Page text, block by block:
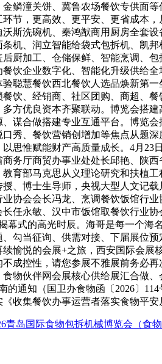
鳞潼关饼、冀鲁农场餐饮专供面
环节，更高效、更平安、更省成本
斯洗碗机、秦鸿猷商用厨房全套
机、润立智能给袋式包拆机、凯
厨加工、仓储保鲜、智能烹调、
饮企业数字化、智能化升级供给
聪慧餐饮西北餐饮人选品焕新第
饮、经销商、社区团购、商超、
多方优良资本齐聚联动。博览会搭
谋合做搭建专业互通平台。博览
口秀、餐饮营销创增加等焦点从题
思惟赋能财产高质量成长。4月23
务厅商贸办事业处处长邱艳、陕
育部马克思从义理论研究和扶植
、博士生导师，央视大型人文记
协会会长冯龙、烹调餐饮饭馆行
任永敏、汉中市饭馆取餐饮行业
幕式的高光时辰。海哥是每一个海
勾当征询、供需对接、下届展位
愉悦的会展+之旅，西安国际会展
不成控性，请您参展不雅展前务必
食物伙伴网会展核心供给展汇合做
的通知（国卫办食物函〔2026〕
收集餐饮办事运营者落实食物平安
青岛国际食物包拆机械博览会（食